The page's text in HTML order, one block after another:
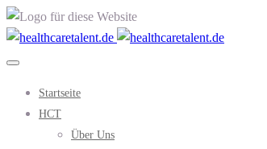
Startseite
HCT
Über Uns